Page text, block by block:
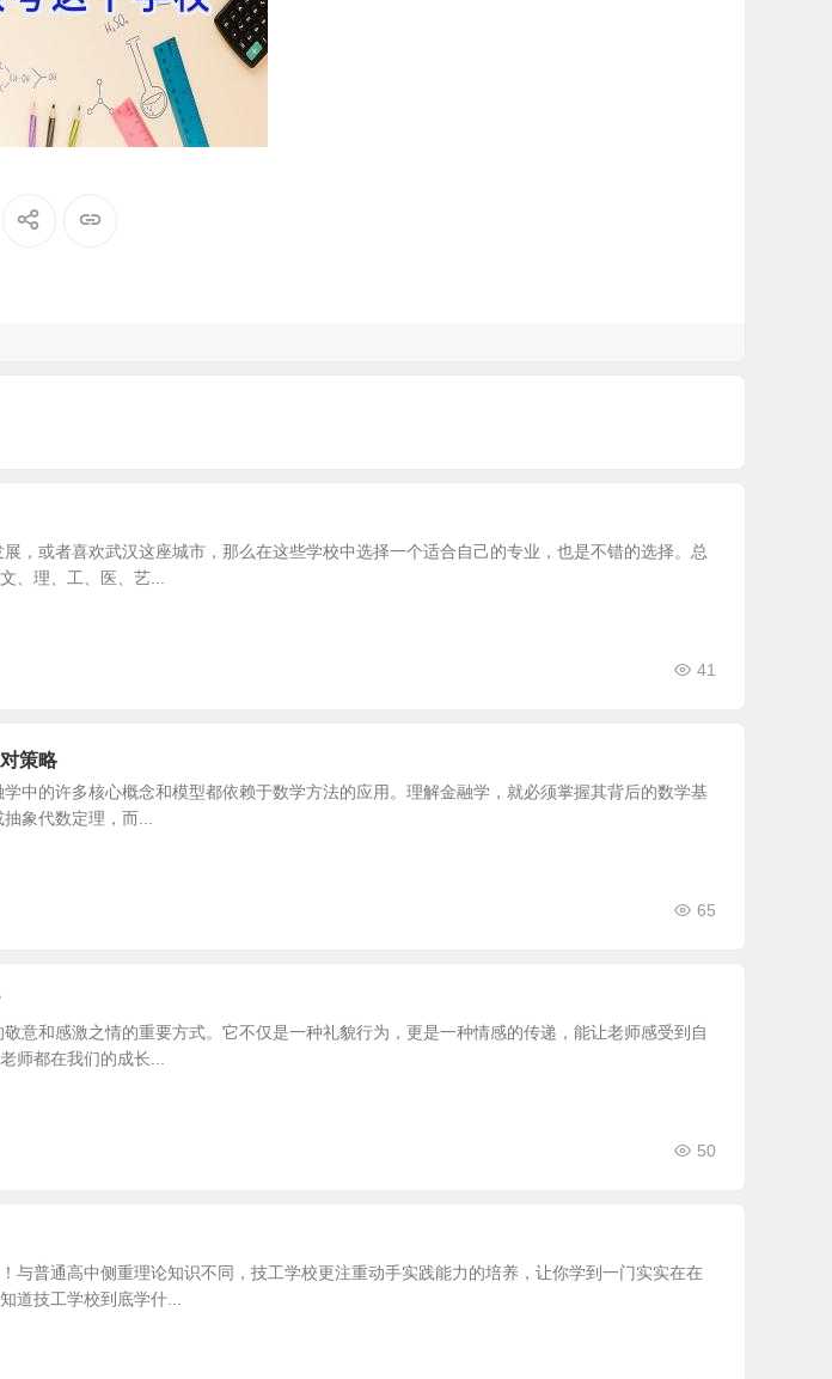
，或者喜欢武汉这座城市，那么在这些学校中选择一个适合自己的专业，也是不错的选择。总
、理、工、医、艺...
41
策略
中的许多核心概念和模型都依赖于数学方法的应用。理解金融学，就必须掌握其背后的数学基
象代数定理，而...
65
意和感激之情的重要方式。它不仅是一种礼貌行为，更是一种情感的传递，能让老师感受到自
师都在我们的成长...
50
与普通高中侧重理论知识不同，技工学校更注重动手实践能力的培养，让你学到一门实实在在
道技工学校到底学什...